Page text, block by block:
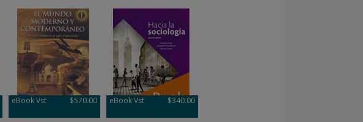
eBook Vst $570.00 eBook Vst $340.00